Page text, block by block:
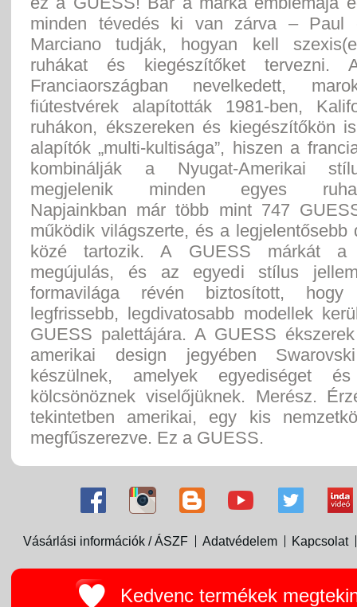
minden tévedés ki van zárva – Paul
Marciano tudják, hogyan kell
ruhákat és kiegészítőket tervezni.
Franciaországban nevelkedett,
fiútestvérek alapították 1981-ben,
ruhákon, ékszereken és kiegészítőkön
alapítók „multi-kultisága”, hiszen a
kombinálják a Nyugat-Amerikai
megjelenik minden egyes
Napjainkban már több mint 747
működik világszerte, és a legjelentősebb
közé tartozik. A GUESS márkát a
megújulás, és az egyedi stílus
formavilága révén biztosított,
legfrissebb, legdivatosabb modellek
GUESS palettájára. A GUESS
amerikai design jegyében
készülnek, amelyek egyediséget
kölcsönöznek viselőjüknek. Merész.
tekintetben amerikai, egy kis
megfűszerezve. Ez a GUESS.
Vásárlási információk / ÁSZF Adatvédelem Kapcsolat
Kedvenc termékek